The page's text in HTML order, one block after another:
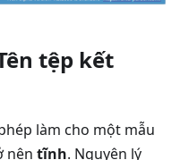
tệp kết
làm cho một mẫu
nên tĩnh. Nguyên lý